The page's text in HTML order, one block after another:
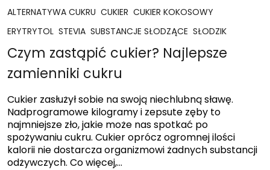
ALTERNATYWA CUKRU CUKIER CUKIER KOKOSOWY
ERYTRYTOL STEVIA SUBSTANCJE SŁODZĄCE SŁODZIK
Czym zastąpić cukier? Najlepsze
zamienniki cukru
Cukier zasłużył sobie na swoją niechlubną sławę.
Nadprogramowe kilogramy i zepsute zęby to
najmniejsze zło, jakie może nas spotkać po
spożywaniu cukru. Cukier oprócz ogromnej ilości
kalorii nie dostarcza organizmowi żadnych substancji
odżywczych. Co więcej,...